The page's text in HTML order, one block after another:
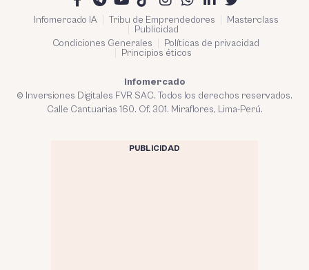
Infomercado IA Tribu de Emprendedores
Masterclass
Publicidad
Condiciones Generales
Políticas de privacidad
Principios éticos
Infomercado
© Inversiones Digitales FVR SAC. Todos los derechos reservados.
Calle Cantuarias 160. Of. 301. Miraflores, Lima-Perú.
PUBLICIDAD